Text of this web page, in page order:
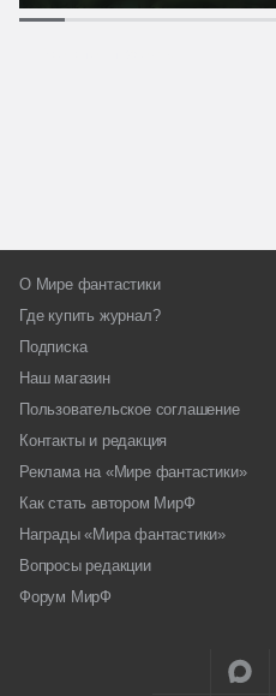
О Мире фантастики
Где купить журнал?
Подписка
Наш магазин
Пользовательское соглашение
Контакты и редакция
Реклама на «Мире фантастики»
Как стать автором МирФ
Награды «Мира фантастики»
Вопросы редакции
Форум МирФ